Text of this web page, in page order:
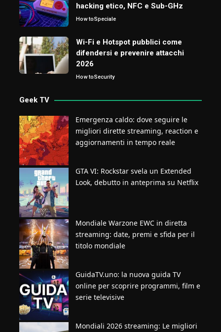
hacking etico, NFC e Sub-GHz
How toSpeciale
Wi-Fi e Hotspot pubblici come
difendersi e prevenire attacchi
2026
How toSecurity
Geek TV
Emergenza caldo: dove seguire le
migliori dirette streaming, reaction e
aggiornamenti in tempo reale
GTA VI: Rockstar svela un Extended
Look, debutto in anteprima su Netflix
Mondiale Warzone EWC in diretta
streaming: date, premi e sfida per il
titolo mondiale
GuidaTV.uno: la nuova guida TV
online per scoprire programmi, film e
serie televisive
Mondiali 2026 streaming: Le migliori